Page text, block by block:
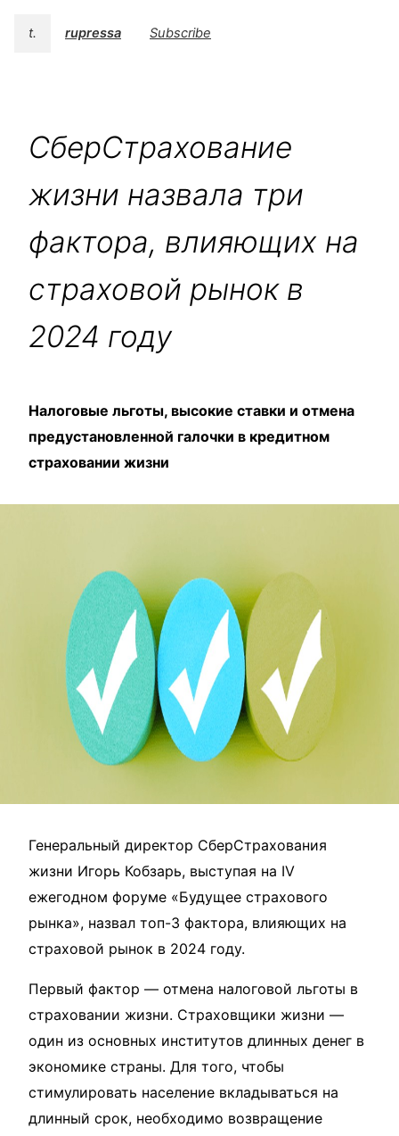
t. rupressa Subscribe
СберСтрахование
жизни назвала три
фактора, влияющих на
страховой рынок в
2024 году
Налоговые льготы, высокие ставки и отмена
предустановленной галочки в кредитном
страховании жизни
Генеральный директор СберСтрахования
жизни Игорь Кобзарь, выступая на IV
ежегодном форуме «Будущее страхового
рынка», назвал топ-3 фактора, влияющих на
страховой рынок в 2024 году.
Первый фактор — отмена налоговой льготы в
страховании жизни. Страховщики жизни —
один из основных институтов длинных денег в
экономике страны. Для того, чтобы
стимулировать население вкладываться на
длинный срок, необходимо возвращение